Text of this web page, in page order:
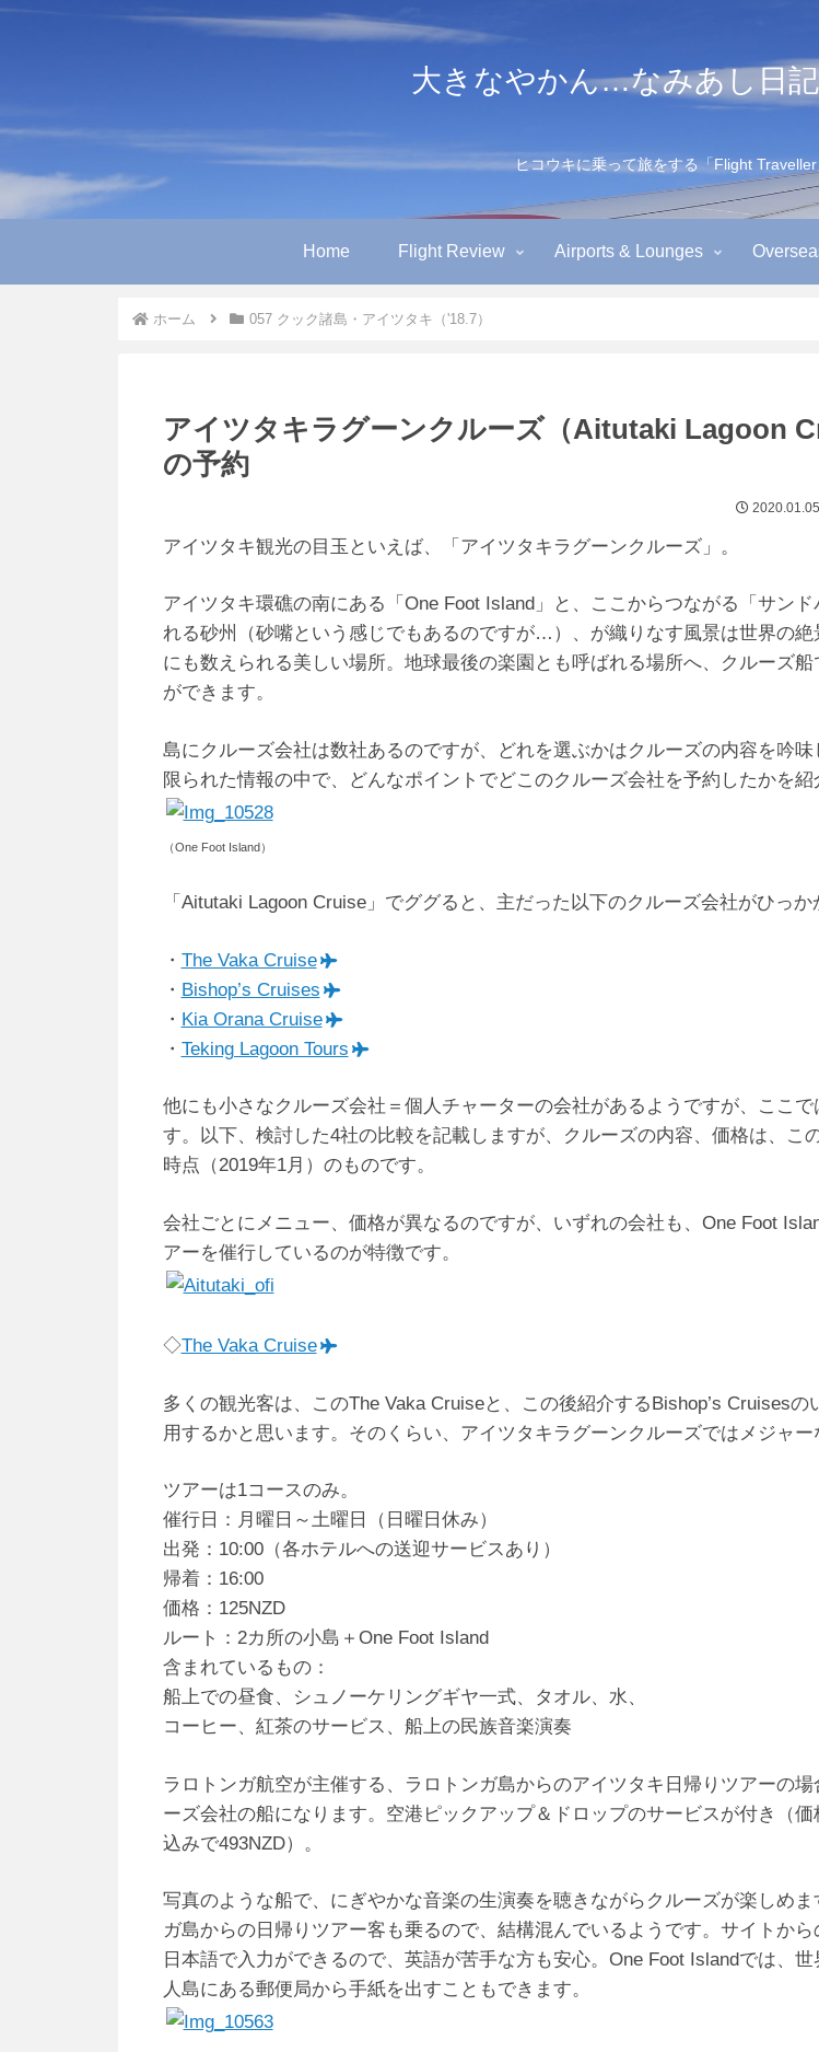
大きなやかん…なみあし日
ヒコウキに乗って旅をする「Flight
Home Flight Review Airports & Lounges
ホーム 057 クック諸島・アイツタキ（'18.7）
アイツタキラグーンクルーズ（Aitutaki Lagoon
の予約
2020.01.05
アイツタキ観光の目玉といえば、「アイツタキラグーンクルーズ」。
アイツタキ環礁の南にある「One Foot Island」と、ここからつながる「サンド
れる砂州（砂嘴という感じでもあるのですが…）、が織りなす風景は世界の絶
にも数えられる美しい場所。地球最後の楽園とも呼ばれる場所へ、クルーズ船
ができます。
島にクルーズ会社は数社あるのですが、どれを選ぶかはクルーズの内容を吟味
限られた情報の中で、どんなポイントでどこのクルーズ会社を予約したかを紹
（One Foot Island）
「Aitutaki Lagoon Cruise」でググると、主だった以下のクルーズ会社がひっか
・ The Vaka Cruise
・ Bishop’s Cruises
・ Kia Orana Cruise
・ Teking Lagoon Tours
他にも小さなクルーズ会社＝個人チャーターの会社があるようですが、ここで
す。以下、検討した4社の比較を記載しますが、クルーズの内容、価格は、こ
時点（2019年1月）のものです。
会社ごとにメニュー、価格が異なるのですが、いずれの会社も、One Foot
アーを催行しているのが特徴です。
◇The Vaka Cruise
多くの観光客は、このThe Vaka Cruiseと、この後紹介するBishop’s Cruisesの
用するかと思います。そのくらい、アイツタキラグーンクルーズではメジャー
ツアーは1コースのみ。
催行日：月曜日～土曜日（日曜日休み）
出発：10:00（各ホテルへの送迎サービスあり）
帰着：16:00
価格：125NZD
ルート：2カ所の小島＋One Foot Island
含まれているもの：
船上での昼食、シュノーケリングギヤ一式、タオル、水、
コーヒー、紅茶のサービス、船上の民族音楽演奏
ラロトンガ航空が主催する、ラロトンガ島からのアイツタキ日帰りツアーの
ーズ会社の船になります。空港ピックアップ＆ドロップのサービスが付き（
込みで493NZD）。
写真のような船で、にぎやかな音楽の生演奏を聴きながらクルーズが楽しめま
ガ島からの日帰りツアー客も乗るので、結構混んでいるようです。サイトから
日本語で入力ができるので、英語が苦手な方も安心。One Foot Islandでは、
人島にある郵便局から手紙を出すこともできます。